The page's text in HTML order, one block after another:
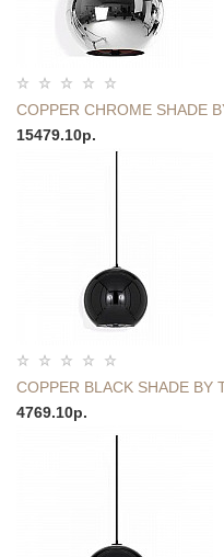
COPPER СHROME SHADE
15479.10р.
COPPER BLACK SHADE
4769.10р.